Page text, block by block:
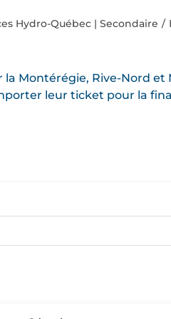
Hydro-Québec | Secondaire /
la Montérégie, Rive-Nord
leur ticket pour la